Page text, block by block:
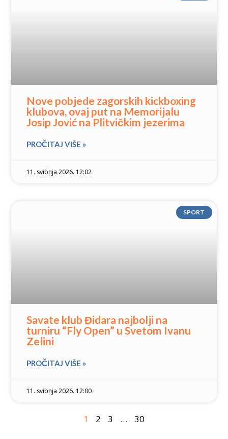
Nove pobjede zagorskih kickboxing
klubova, ovaj put na Memorijalu
Josip Jović na Plitvičkim jezerima
PROČITAJ VIŠE »
11. svibnja 2026. 12:02
SPORT
Savate klub Đidara najbolji na
turniru “Fly Open” u Svetom Ivanu
Zelini
PROČITAJ VIŠE »
11. svibnja 2026. 12:00
1 2 3 … 30